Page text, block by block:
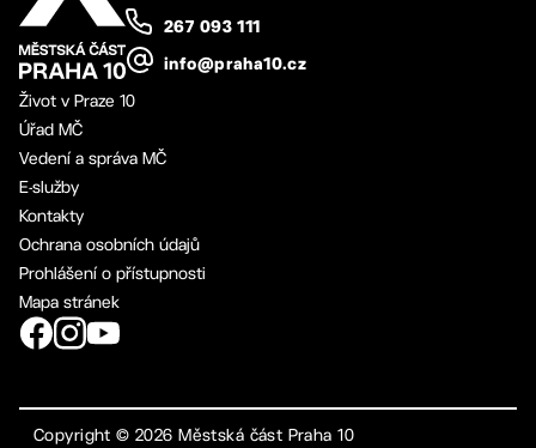
267 093 111
info@praha10.cz
Život v Praze 10
Úřad MČ
Vedení a správa MČ
E-služby
Kontakty
Ochrana osobních údajů
Prohlášení o přístupnosti
Mapa stránek
Copyright ©2026 Městská část Praha 10